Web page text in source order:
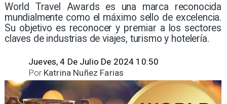
World Travel Awards es una marca reconocida
mundialmente como el máximo sello de excelencia.
Su objetivo es reconocer y premiar a los sectores
claves de industrias de viajes, turismo y hotelería.
Jueves, 4 De Julio De 2024 10:50
Katrina Nuñez Farias
Por